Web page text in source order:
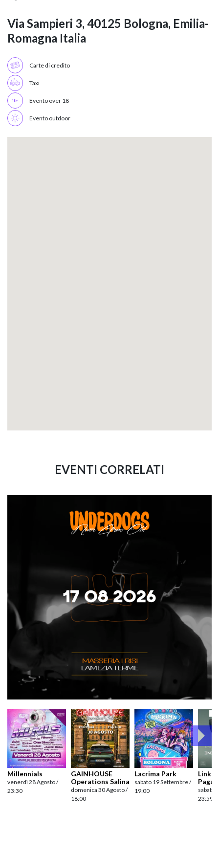
Via Sampieri 3, 40125 Bologna, Emilia-
Romagna Italia
Carte di credito
Taxi
Evento over 18
Evento outdoor
EVENTI CORRELATI
Millennials
venerdì 28 Agosto /
23:30
GAINHOUSE
Operations Salina
domenica 30 Agosto /
18:00
Lacrima Park
sabato 19 Settembre /
19:00
Link
sabato
23:59